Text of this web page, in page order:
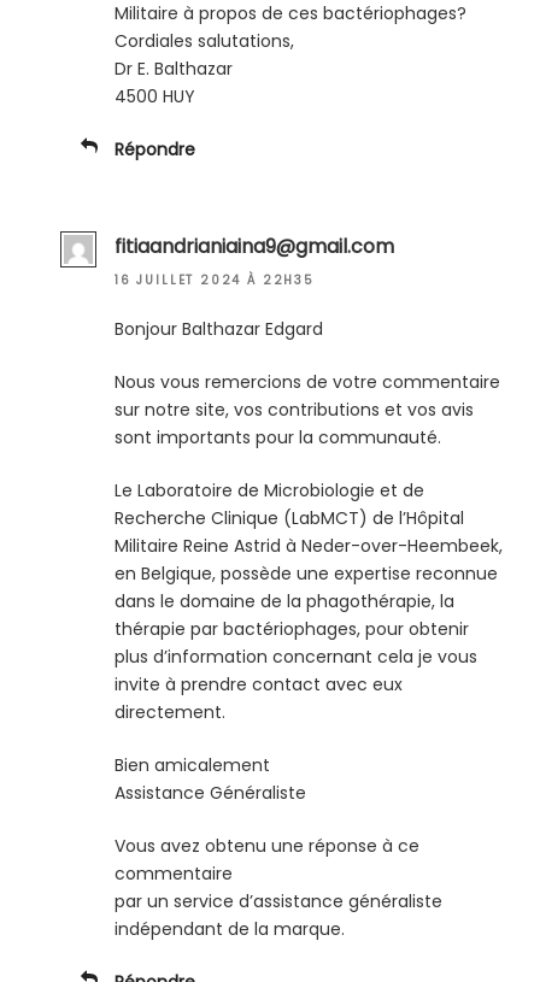
Militaire à propos de ces bactériophages?
Cordiales salutations,
Dr E. Balthazar
4500 HUY
Répondre
fitiaandrianiaina9@gmail.com
16 JUILLET 2024 À 22H35
Bonjour Balthazar Edgard
Nous vous remercions de votre commentaire
sur notre site, vos contributions et vos avis
sont importants pour la communauté.
Le Laboratoire de Microbiologie et de
Recherche Clinique (LabMCT) de l’Hôpital
Militaire Reine Astrid à Neder-over-Heembeek,
en Belgique, possède une expertise reconnue
dans le domaine de la phagothérapie, la
thérapie par bactériophages, pour obtenir
plus d’information concernant cela je vous
invite à prendre contact avec eux
directement.
Bien amicalement
Assistance Généraliste
Vous avez obtenu une réponse à ce
commentaire
par un service d’assistance généraliste
indépendant de la marque.